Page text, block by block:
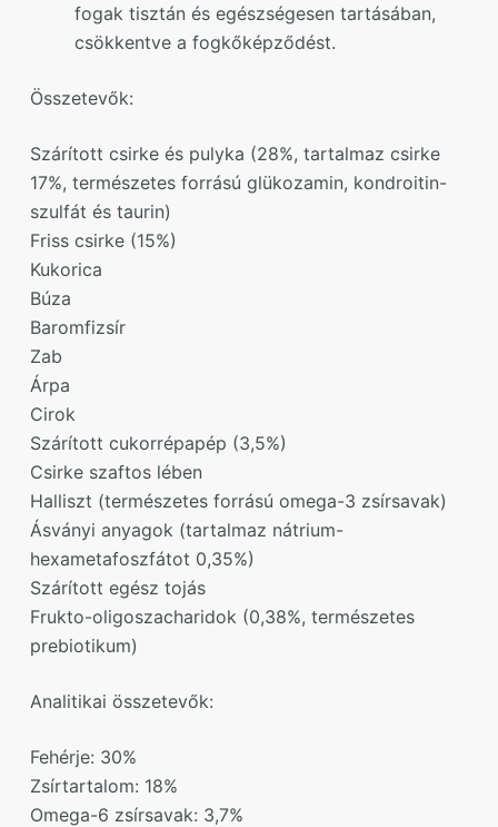
fogak tisztán és egészségesen tartásában,
csökkentve a fogkőképződést.
Összetevők:
Szárított csirke és pulyka (28%, tartalmaz csirke
17%, természetes forrású glükozamin, kondroitin-
szulfát és taurin)
Friss csirke (15%)
Kukorica
Búza
Baromfizsír
Zab
Árpa
Cirok
Szárított cukorrépapép (3,5%)
Csirke szaftos lében
Halliszt (természetes forrású omega-3 zsírsavak)
Ásványi anyagok (tartalmaz nátrium-
hexametafoszfátot 0,35%)
Szárított egész tojás
Frukto-oligoszacharidok (0,38%, természetes
prebiotikum)
Analitikai összetevők:
Fehérje: 30%
Zsírtartalom: 18%
Omega-6 zsírsavak: 3,7%